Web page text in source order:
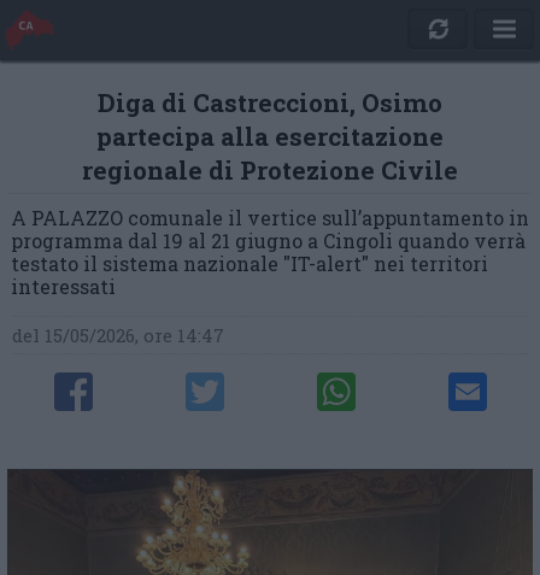
Diga di Castreccioni, Osimo
partecipa alla esercitazione
regionale di Protezione Civile
A PALAZZO comunale il vertice sull’appuntamento in
programma dal 19 al 21 giugno a Cingoli quando verrà
testato il sistema nazionale "IT-alert" nei territori
interessati
del 15/05/2026, ore 14:47